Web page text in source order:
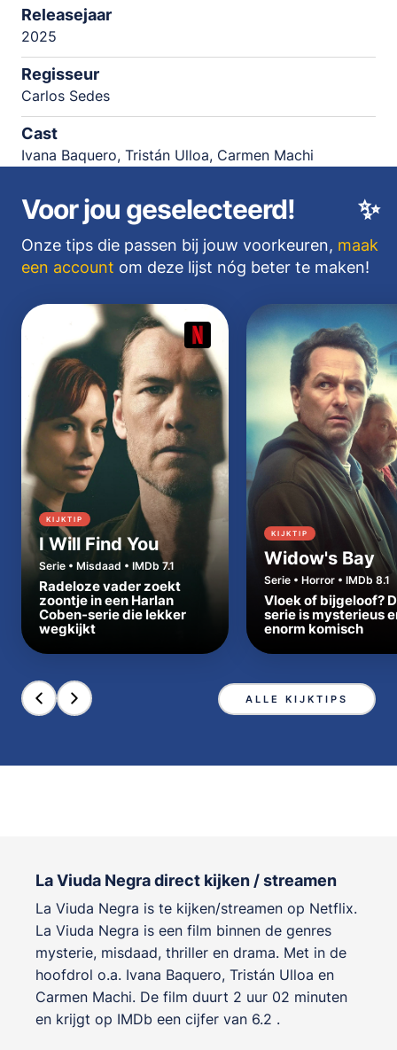
Releasejaar
2025
Regisseur
Carlos Sedes
Cast
Ivana Baquero, Tristán Ulloa, Carmen Machi
✨
Voor jou geselecteerd!
Onze tips die passen bij jouw voorkeuren, maak
een account om deze lijst nóg beter te maken!
KIJKTIP
I Will Find You
Serie • Misdaad • IMDb 7.1
Radeloze vader zoekt
zoontje in een Harlan
Coben-serie die lekker
wegkijkt
KIJKTIP
Widow's Bay
Serie • Horror • IMDb 8.1
Vloek of bijgeloof?
serie is mysterieus
enorm komisch
ALLE KIJKTIPS
La Viuda Negra direct kijken / streamen
La Viuda Negra is te kijken/streamen op Netflix.
La Viuda Negra is een film binnen de genres
mysterie, misdaad, thriller en drama. Met in de
hoofdrol o.a. Ivana Baquero, Tristán Ulloa en
Carmen Machi. De film duurt 2 uur 02 minuten
en krijgt op IMDb een cijfer van 6.2 .